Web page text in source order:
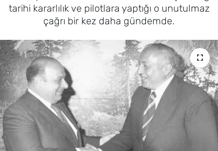
tarihi kararlılık ve pilotlara yaptığı o unutulmaz
çağrı bir kez daha gündemde.